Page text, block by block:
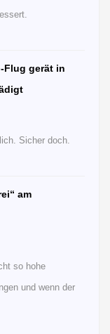
Flug gerät in
Sicher doch.
am
so hohe
und wenn der